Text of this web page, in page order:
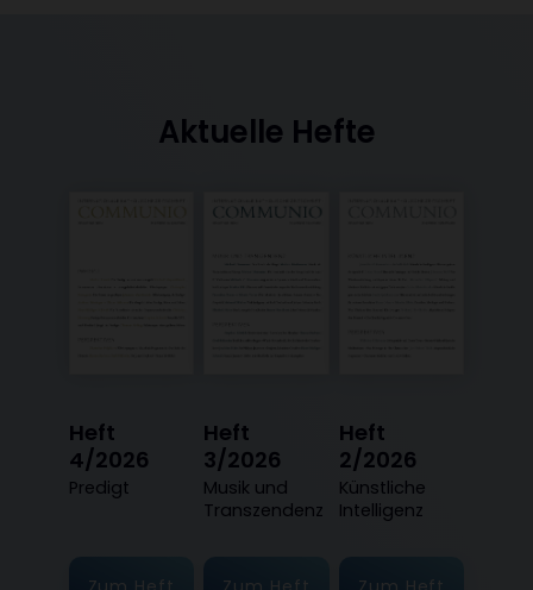
Aktuelle Hefte
Heft
4/2026
:
Predigt
Heft
3/2026
:
Musik und
Transzendenz
Heft
2/2026
:
Künstliche
Intelligenz